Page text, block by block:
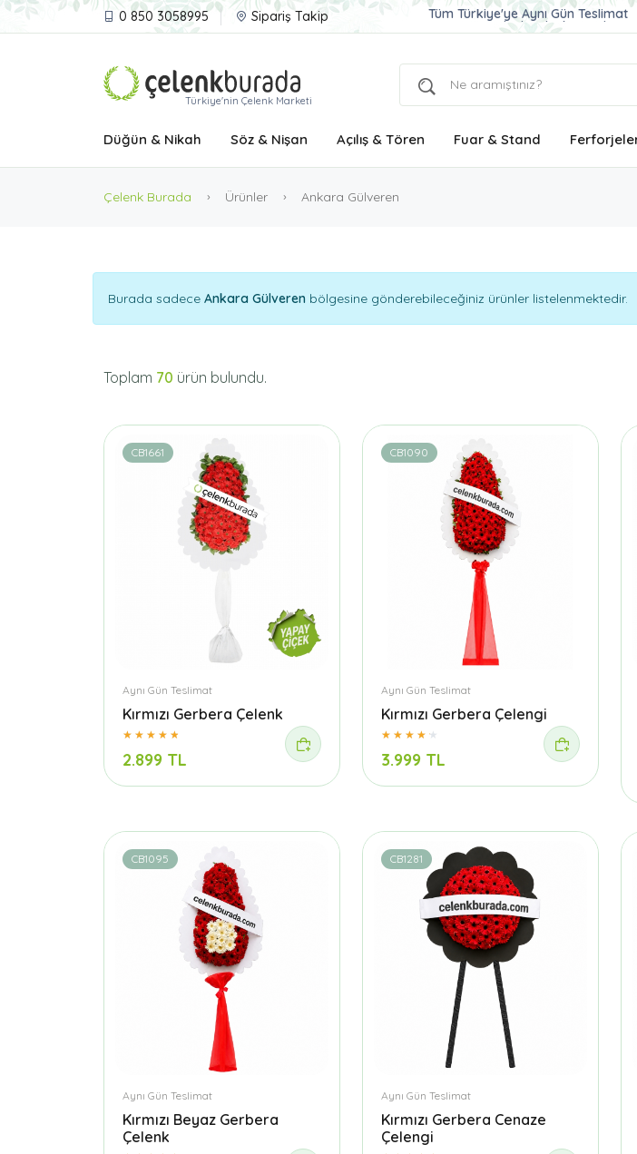
0 850 3058995 Sipariş Takip Ucuz ve Kaliteli Çelenk Gönder
Aynı Gün Teslimat Çelenk Siparişi
Tüm Türkiye'ye Aynı Gün Teslimat
Türkiye'nin Çelenk Marketi
Düğün & Nikah Söz & Nişan Açılış & Tören Fuar & Stand
Çelenk Burada Ürünler Ankara Gülveren
Burada sadece Ankara Gülveren bölgesine gönderebileceğiniz ürünler listelenmektedir.
Toplam 70 ürün bulundu.
CB1661
Aynı Gün Teslimat
Kırmızı Gerbera Çelenk
2.899 TL
CB1090
Aynı Gün Teslimat
Kırmızı Gerbera Çelengi
3.999 TL
CB1095
Aynı Gün Teslimat
Kırmızı Beyaz Gerbera
Çelenk
CB1281
Aynı Gün Teslimat
Kırmızı Gerbera Cenaze
Çelengi